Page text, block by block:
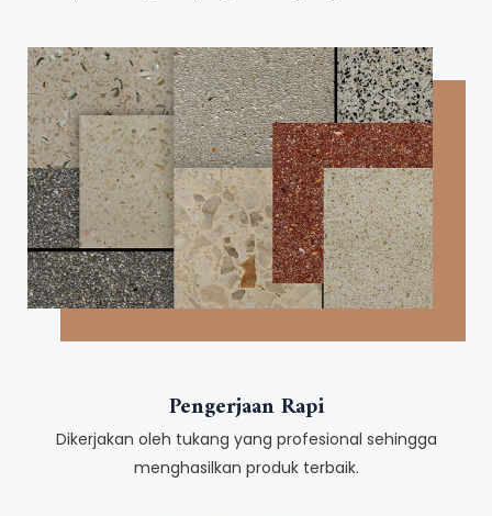
Pengerjaan Rapi
Dikerjakan oleh tukang yang profesional sehingga
menghasilkan produk terbaik.